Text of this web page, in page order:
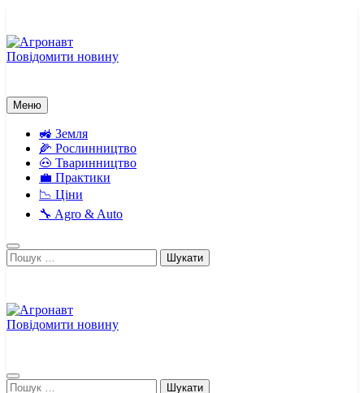
вмісту
Повідомити новину
Меню
🚜 Земля
🌽 Рослинництво
🐽 Тваринництво
💼 Практики
📉 Ціни
🔧 Agro & Auto
Пошук:
Повідомити новину
Пошук: